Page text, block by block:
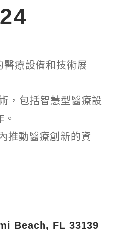
療設備和技術展
，包括智慧型醫療設
推動醫療創新的資
Beach, FL 33139